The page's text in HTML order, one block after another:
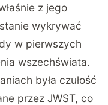
z jego
wykrywać
w pierwszych
wszechświata.
była czułość
przez JWST, co